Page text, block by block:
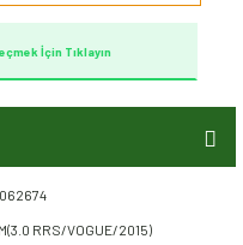
İçin Tıklayın
RRS/VOGUE/2015)